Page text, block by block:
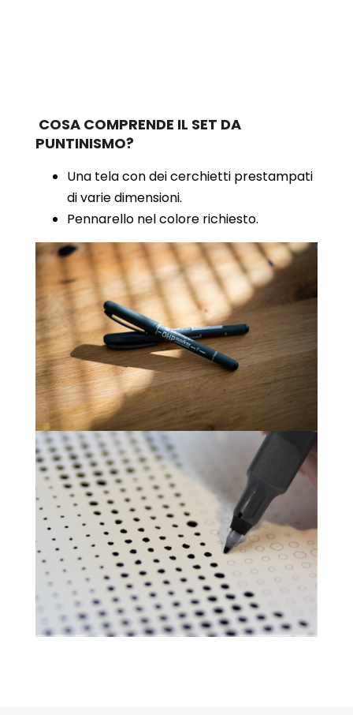
COSA COMPRENDE IL SET DA
PUNTINISMO?
Una tela con dei cerchietti prestampati
di varie dimensioni.
Pennarello nel colore richiesto.